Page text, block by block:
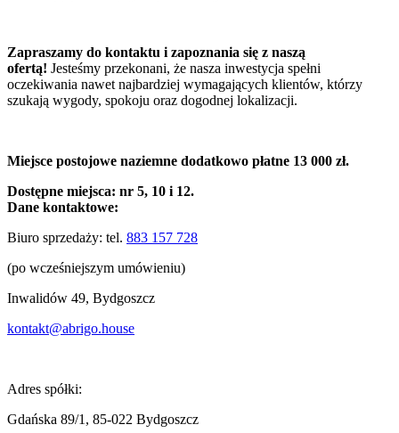
Zapraszamy do kontaktu i zapoznania się z naszą
ofertą! Jesteśmy przekonani, że nasza inwestycja spełni
oczekiwania nawet najbardziej wymagających klientów, którzy
szukają wygody, spokoju oraz dogodnej lokalizacji.
Miejsce postojowe naziemne dodatkowo płatne 13 000 zł.
Dostępne miejsca: nr 5, 10 i 12.
Dane kontaktowe:
Biuro sprzedaży: tel. 883 157 728
(po wcześniejszym umówieniu)
Inwalidów 49, Bydgoszcz
kontakt@abrigo.house
Adres spółki:
Gdańska 89/1, 85-022 Bydgoszcz